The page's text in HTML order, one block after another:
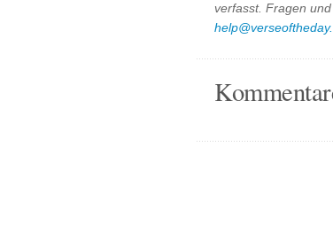
verfasst. Fragen